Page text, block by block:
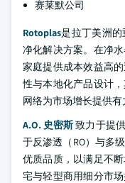
赛莱默公司
Rotoplas是拉丁美洲
净化解决方案。在净
家庭提供成本效益高
性与本地化产品设计
网络为市场增长提供有
A.O. 史密斯致力于提
于反渗透（RO）与多
优质品质，以满足不
宅与轻型商用细分市